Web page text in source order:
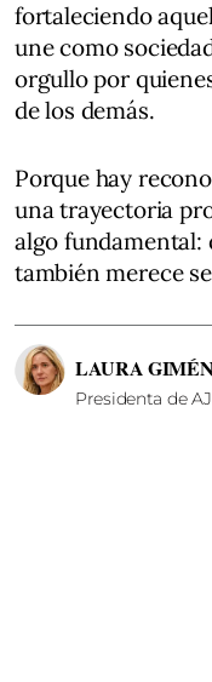
fortaleciendo
une como
orgullo por
de los demás.
Porque hay
una trayectoria
algo fundamental:
también merece
LAURA
Presidenta de